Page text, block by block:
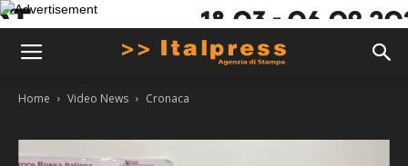
Home Video News Cronaca